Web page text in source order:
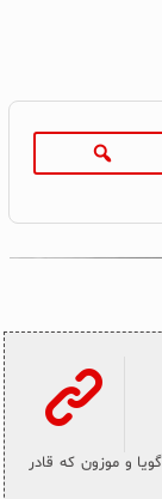
و موزون که قادر